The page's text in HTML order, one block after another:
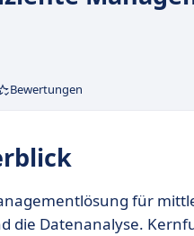
Bewertungen
für
die Datenanalyse.